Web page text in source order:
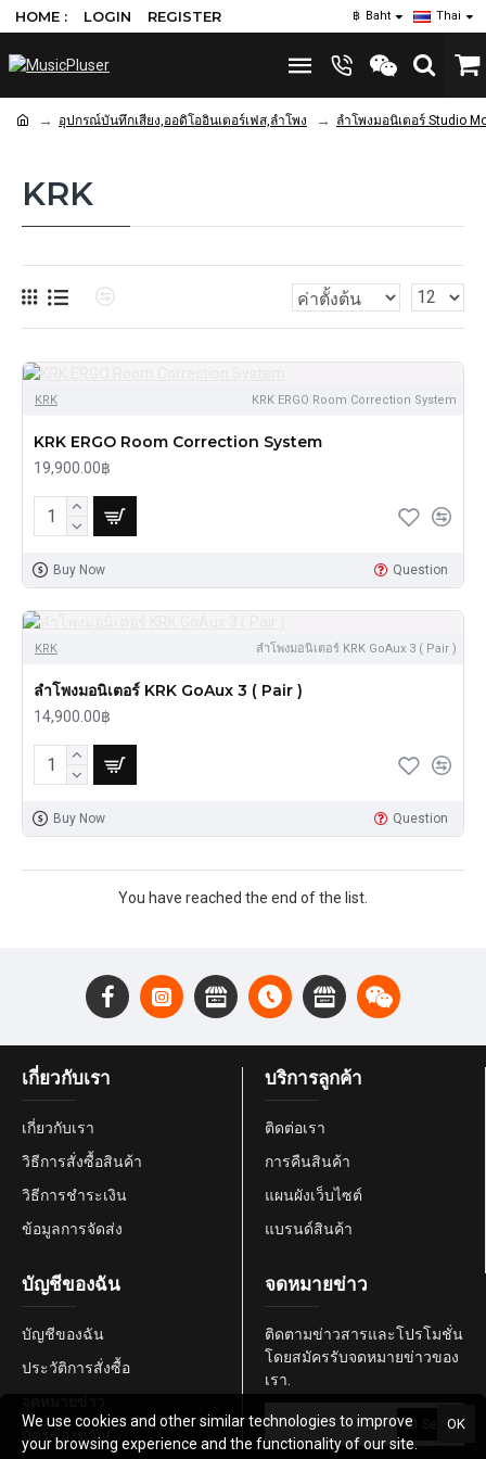
HOME : LOGIN REGISTER ฿ Baht Thai
อุปกรณ์บันทึกเสียง,ออดิโออินเตอร์เฟส,ลำโพง ลำโพงมอนิเตอร์ Studio
KRK
KRK KRK ERGO Room Correction System
KRK ERGO Room Correction System
19,900.00฿
Buy Now Question
KRK ลำโพงมอนิเตอร์ KRK GoAux 3 ( Pair )
ลำโพงมอนิเตอร์ KRK GoAux 3 ( Pair )
14,900.00฿
Buy Now Question
You have reached the end of the list.
เกี่ยวกับเรา
เกี่ยวกับเรา
วิธีการสั่งซื้อสินค้า
วิธีการชำระเงิน
ข้อมูลการจัดส่ง
บริการลูกค้า
ติดต่อเรา
การคืนสินค้า
แผนผังเว็บไซต์
แบรนด์สินค้า
บัญชีของฉัน
บัญชีของฉัน
ประวัติการสั่งซื้อ
บัตรของขวัญ
จดหมายข่าว
ติดตามข่าวสารและโปรโมชั่น
โดยสมัครรับจดหมายข่าวของ
เรา.
SendOK
We use cookies and other similar technologies to improve
your browsing experience and the functionality of our site.